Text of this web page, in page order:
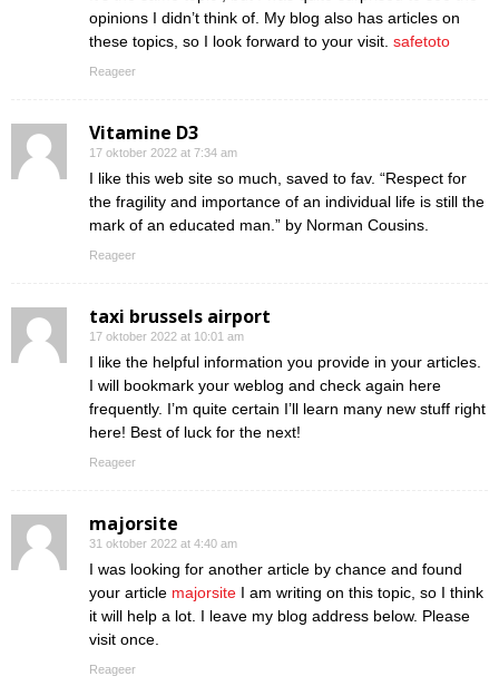
opinions I didn’t think of. My blog also has articles on
these topics, so I look forward to your visit. safetoto
Reageer
Vitamine D3
17 oktober 2022 at 7:34 am
I like this web site so much, saved to fav. “Respect for
the fragility and importance of an individual life is still the
mark of an educated man.” by Norman Cousins.
Reageer
taxi brussels airport
17 oktober 2022 at 10:01 am
I like the helpful information you provide in your articles.
I will bookmark your weblog and check again here
frequently. I’m quite certain I’ll learn many new stuff right
here! Best of luck for the next!
Reageer
majorsite
31 oktober 2022 at 4:40 am
I was looking for another article by chance and found
your article majorsite I am writing on this topic, so I think
it will help a lot. I leave my blog address below. Please
visit once.
Reageer